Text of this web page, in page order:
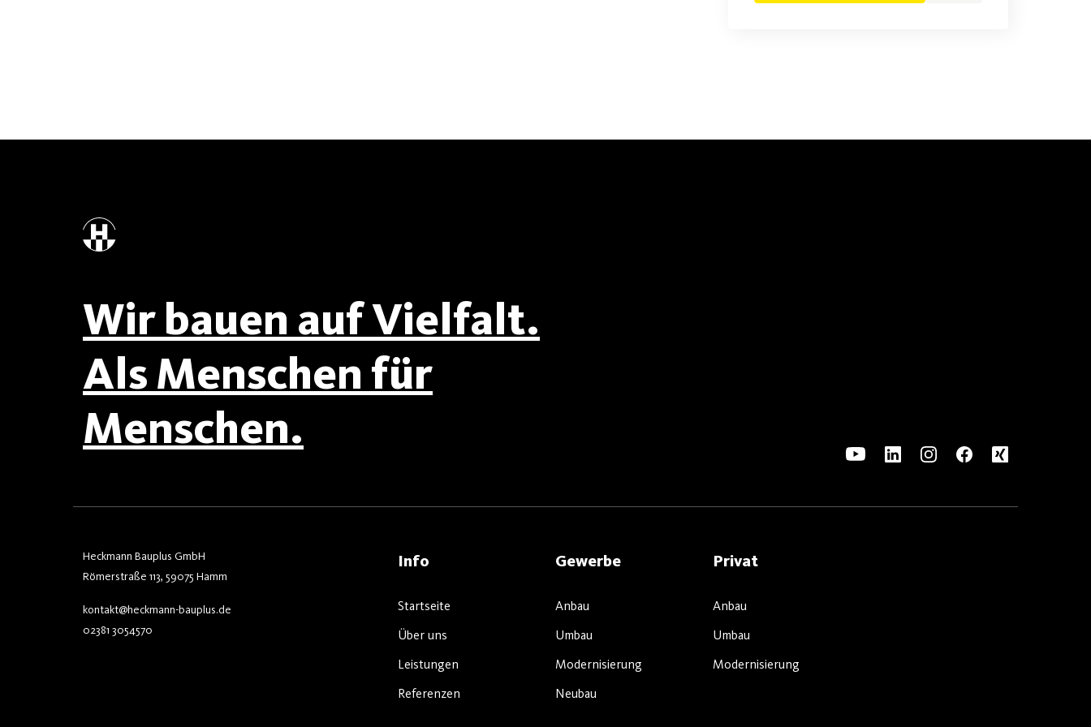
Wir bauen auf Vielfalt.
Als Menschen für
Menschen.
Info
Startseite
Über uns
Leistungen
Referenzen
Gewerbe
Anbau
Umbau
Modernisierung
Neubau
Privat
Anbau
Umbau
Modernisierung
Heckmann Bauplus GmbH
Römerstraße 113, 59075 Hamm
kontakt@heckmann-bauplus.de
02381 3054570